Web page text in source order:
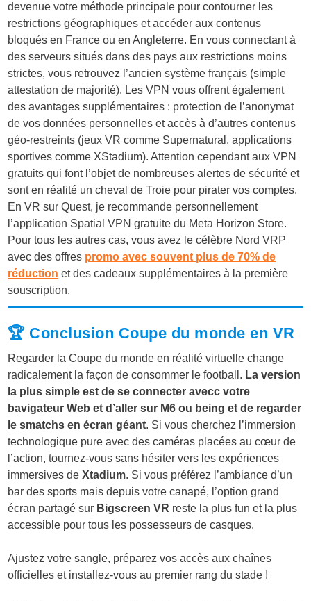
devenue votre méthode principale pour contourner les
restrictions géographiques et accéder aux contenus
bloqués en France ou en Angleterre. En vous connectant à
des serveurs situés dans des pays aux restrictions moins
strictes, vous retrouvez l’ancien système français (simple
attestation de majorité). Les VPN vous offrent également
des avantages supplémentaires : protection de l’anonymat
de vos données personnelles et accès à d’autres contenus
géo-restreints (jeux VR comme Supernatural, applications
sportives comme XStadium). Attention cependant aux VPN
gratuits qui font l’objet de nombreuses alertes de sécurité et
sont en réalité un cheval de Troie pour pirater vos comptes.
En VR sur Quest, je recommande personnellement
l’application Spatial VPN gratuite du Meta Horizon Store.
Pour tous les autres cas, vous avez le célèbre Nord VRP
avec des offres promo avec souvent plus de 70% de
réduction et des cadeaux supplémentaires à la première
souscription.
🏆 Conclusion Coupe du monde en VR
Regarder la Coupe du monde en réalité virtuelle change
radicalement la façon de consommer le football. La version
la plus simple est de se connecter avecc votre
bavigateur Web et d’aller sur M6 ou being et de regarder
le smatchs en écran géant. Si vous cherchez l’immersion
technologique pure avec des caméras placées au cœur de
l’action, tournez-vous sans hésiter vers les expériences
immersives deXtadium. Si vous préférez l’ambiance d’un
bar des sports mais depuis votre canapé, l’option grand
écran partagé sur Bigscreen VR reste la plus fun et la plus
accessible pour tous les possesseurs de casques.
Ajustez votre sangle, préparez vos accès aux chaînes
officielles et installez-vous au premier rang du stade !